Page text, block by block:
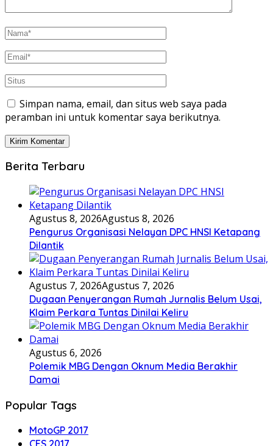
Simpan nama, email, dan situs web saya pada
peramban ini untuk komentar saya berikutnya.
Berita Terbaru
Agustus 8, 2026Agustus 8, 2026
Pengurus Organisasi Nelayan DPC HNSI Ketapang
Dilantik
Agustus 7, 2026Agustus 7, 2026
Dugaan Penyerangan Rumah Jurnalis Belum Usai,
Klaim Perkara Tuntas Dinilai Keliru
Agustus 6, 2026
Polemik MBG Dengan Oknum Media Berakhir
Damai
Popular Tags
MotoGP 2017